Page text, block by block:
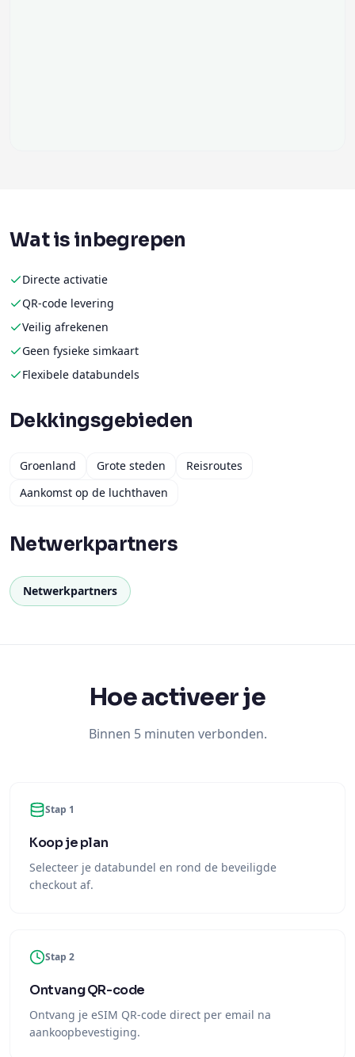
Wat is inbegrepen
Directe activatie
QR-code levering
Veilig afrekenen
Geen fysieke simkaart
Flexibele databundels
Dekkingsgebieden
Groenland Grote steden
Reisroutes
Aankomst op de luchthaven
Netwerkpartners
Netwerkpartners
Hoe activeer je
Binnen 5 minuten verbonden.
Stap 1
Koop je plan
Selecteer je databundel en rond de beveiligde
checkout af.
Stap 2
Ontvang QR-code
Ontvang je eSIM QR-code direct per email na
aankoopbevestiging.